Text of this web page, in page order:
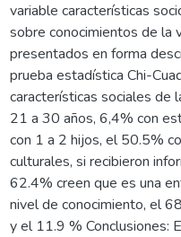
variable características
sobre conocimientos de la
presentados en forma
prueba estadística Chi-
características sociales de
21 a 30 años, 6,4% con
con 1 a 2 hijos, el 50.5%
culturales, si recibieron
62.4% creen que es una
nivel de conocimiento, el
y el 11.9 % Conclusiones: